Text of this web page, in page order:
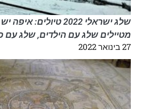
שלג ישראלי 2022 טיולים:
מטיילים שלג עם הילדים, שלג עם
27 בינואר 2022